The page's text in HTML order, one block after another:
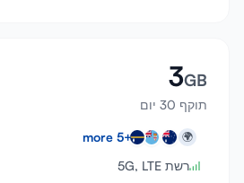
3GB
תוקף 30 יום
🌍
+
5
רשת 5G, LTE